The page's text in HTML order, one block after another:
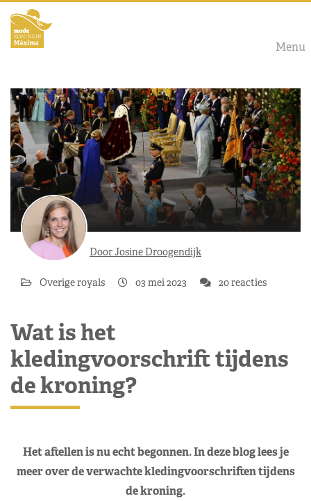
Menu
Door Josine Droogendijk
Overige royals 03 mei 2023 20 reacties
Wat is het
kledingvoorschrift tijdens
de kroning?
Het aftellen is nu echt begonnen. In deze blog lees je
meer over de verwachte kledingvoorschriften tijdens
de kroning.